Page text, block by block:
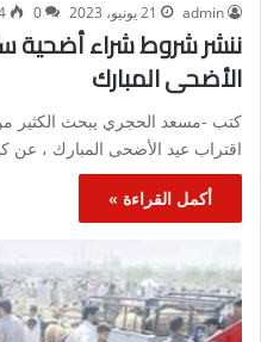
admin 21 يونيو، 2023 0
ننشر شروط شراء أضحية
الأضحى المبارك
كتب -مسعد الحجري يبحث الكثير
اقتراب عيد الأضحى المبارك ، عن
أكمل القراءة »